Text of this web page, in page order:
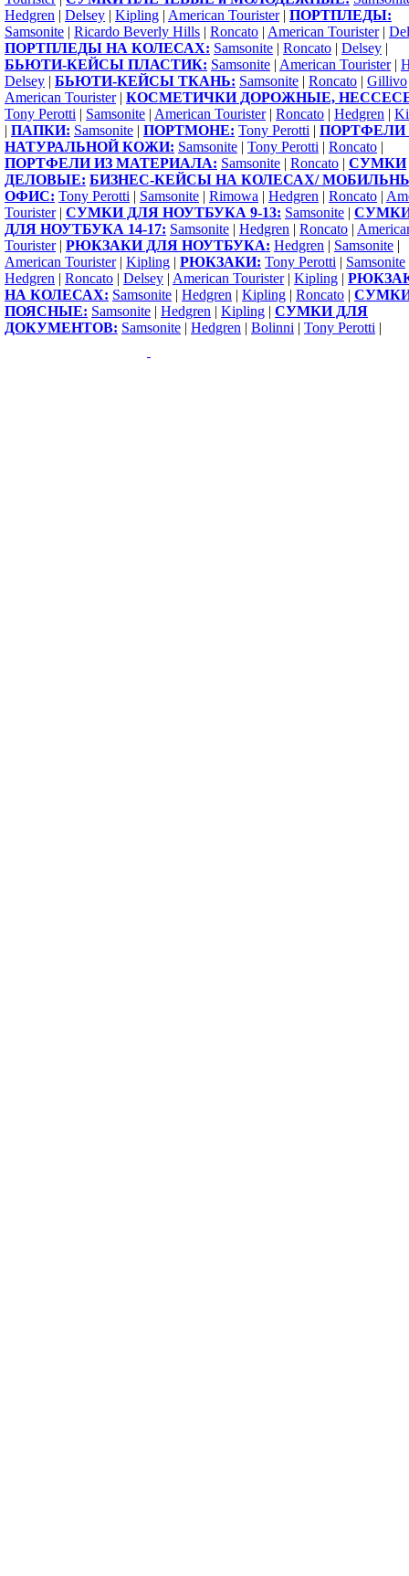
Hedgren | Delsey | Kipling | American Tourister| ПОРТПЛЕДЫ:
Samsonite | Ricardo Beverly Hills | Roncato | American Tourister|
ПОРТПЛЕДЫ НА КОЛЕСАХ: Samsonite | Roncato | Delsey |
БЬЮТИ-КЕЙСЫ ПЛАСТИК: Samsonite | American Tourister|
Delsey | БЬЮТИ-КЕЙСЫ ТКАНЬ: Samsonite | Roncato | Gillivo
American Tourister| КОСМЕТИЧКИ ДОРОЖНЫЕ,
Tony Perotti | Samsonite | American Tourister| Roncato | Hedgren |
| ПАПКИ: Samsonite | ПОРТМОНЕ: Tony Perotti | ПОРТФЕЛИ
НАТУРАЛЬНОЙ КОЖИ: Samsonite | Tony Perotti | Roncato |
ПОРТФЕЛИ ИЗ МАТЕРИАЛА: Samsonite | Roncato | СУМКИ
ДЕЛОВЫЕ: БИЗНЕС-КЕЙСЫ НА КОЛЕСАХ/
ОФИС: Tony Perotti | Samsonite | Rimowa | Hedgren | Roncato |
Tourister| СУМКИ ДЛЯ НОУТБУКА 9-13: Samsonite |
ДЛЯ НОУТБУКА 14-17: Samsonite | Hedgren | Roncato |
Tourister| РЮКЗАКИ ДЛЯ НОУТБУКА: Hedgren | Samsonite |
American Tourister| Kipling | РЮКЗАКИ: Tony Perotti | Samsonite
Hedgren | Roncato | Delsey | American Tourister| Kipling |
НА КОЛЕСАХ: Samsonite | Hedgren | Kipling | Roncato |
ПОЯСНЫЕ: Samsonite | Hedgren | Kipling | СУМКИ ДЛЯ
ДОКУМЕНТОВ: Samsonite | Hedgren | Bolinni | Tony Perotti |